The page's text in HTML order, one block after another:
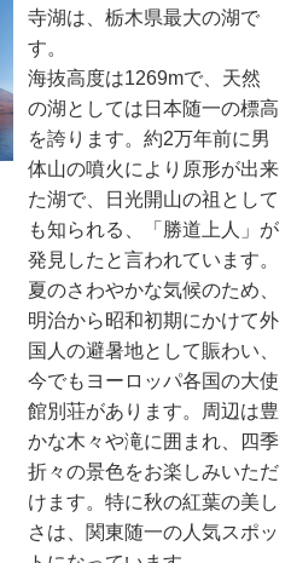
寺湖は、栃木県最大の湖で
す。
海抜高度は1269mで、天然
の湖としては日本随一の標高
を誇ります。約2万年前に男
体山の噴火により原形が出来
た湖で、日光開山の祖として
も知られる、「勝道上人」が
発見したと言われています。
夏のさわやかな気候のため、
明治から昭和初期にかけて外
国人の避暑地として賑わい、
今でもヨーロッパ各国の大使
館別荘があります。周辺は豊
かな木々や滝に囲まれ、四季
折々の景色をお楽しみいただ
けます。特に秋の紅葉の美し
さは、関東随一の人気スポッ